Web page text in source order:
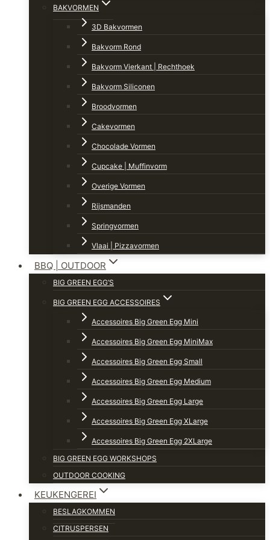
BAKVORMEN
3D Bakvormen
Bakvorm Rond
Bakvorm Vierkant | Rechthoek
Bakvorm Siliconen
Broodvormen
Cakevormen
Chocolade Vormen
Cupcake | Muffinvorm
Overige Vormen
Rijsmanden
Springvormen
Vlaai | Pizzavormen
BBQ | OUTDOOR
BIG GREEN EGG’S
BIG GREEN EGG ACCESSOIRES
Accessoires Big Green Egg Mini
Accessoires Big Green Egg MiniMax
Accessoires Big Green Egg Small
Accessoires Big Green Egg Medium
Accessoires Big Green Egg Large
Accessoires Big Green Egg XLarge
Accessoires Big Green Egg 2XLarge
BIG GREEN EGG WORKSHOPS
OUTDOOR COOKING
KEUKENGEREI
BESLAGKOMMEN
CITRUSPERSEN